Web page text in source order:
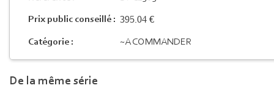
Prix public conseillé : 395.04 €
Catégorie : ~A COMMANDER
De la même série